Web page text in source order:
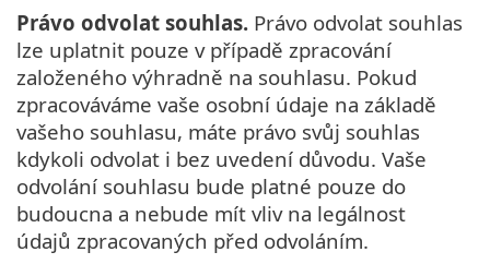
Právo odvolat souhlas. Právo odvolat souhlas
lze uplatnit pouze v případě zpracování
založeného výhradně na souhlasu. Pokud
zpracováváme vaše osobní údaje na základě
vašeho souhlasu, máte právo svůj souhlas
kdykoli odvolat i bez uvedení důvodu. Vaše
odvolání souhlasu bude platné pouze do
budoucna a nebude mít vliv na legálnost
údajů zpracovaných před odvoláním.